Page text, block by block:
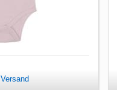
Versand